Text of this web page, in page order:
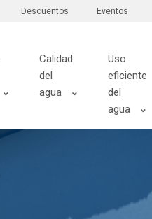
Eventos
Descuentos
Calidad
del
agua
Uso
eficiente
del
agua